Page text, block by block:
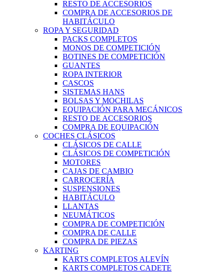
RESTO DE ACCESORIOS
COMPRA DE ACCESORIOS DE
HABITÁCULO
ROPA Y SEGURIDAD
PACKS COMPLETOS
MONOS DE COMPETICIÓN
BOTINES DE COMPETICIÓN
GUANTES
ROPA INTERIOR
CASCOS
SISTEMAS HANS
BOLSAS Y MOCHILAS
EQUIPACIÓN PARA MECÁNICOS
RESTO DE ACCESORIOS
COMPRA DE EQUIPACIÓN
COCHES CLÁSICOS
CLÁSICOS DE CALLE
CLÁSICOS DE COMPETICIÓN
MOTORES
CAJAS DE CAMBIO
CARROCERÍA
SUSPENSIONES
HABITÁCULO
LLANTAS
NEUMÁTICOS
COMPRA DE COMPETICIÓN
COMPRA DE CALLE
COMPRA DE PIEZAS
KARTING
KARTS COMPLETOS ALEVÍN
KARTS COMPLETOS CADETE